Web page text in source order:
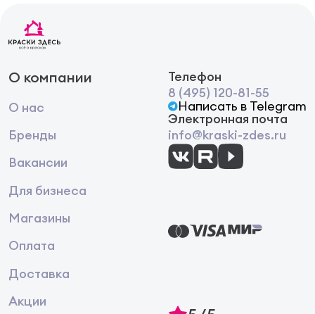
О компании
О нас
Бренды
Вакансии
Для бизнеса
Магазины
Оплата
Доставка
Акции
Телефон
8 (495) 120-81-55
Написать в Telegram
Электронная почта
info@kraski-zdes.ru